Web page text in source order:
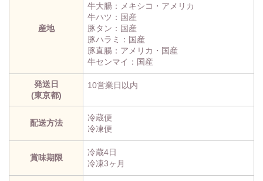
産地
牛大腸：メキシコ・アメリカ
牛ハツ：国産
豚タン：国産
豚ハラミ：国産
豚直腸：アメリカ・国産
牛センマイ：国産
発送日
(東京都)
10営業日以内
配送方法
冷蔵便
冷凍便
賞味期限
冷蔵4日
冷凍3ヶ月